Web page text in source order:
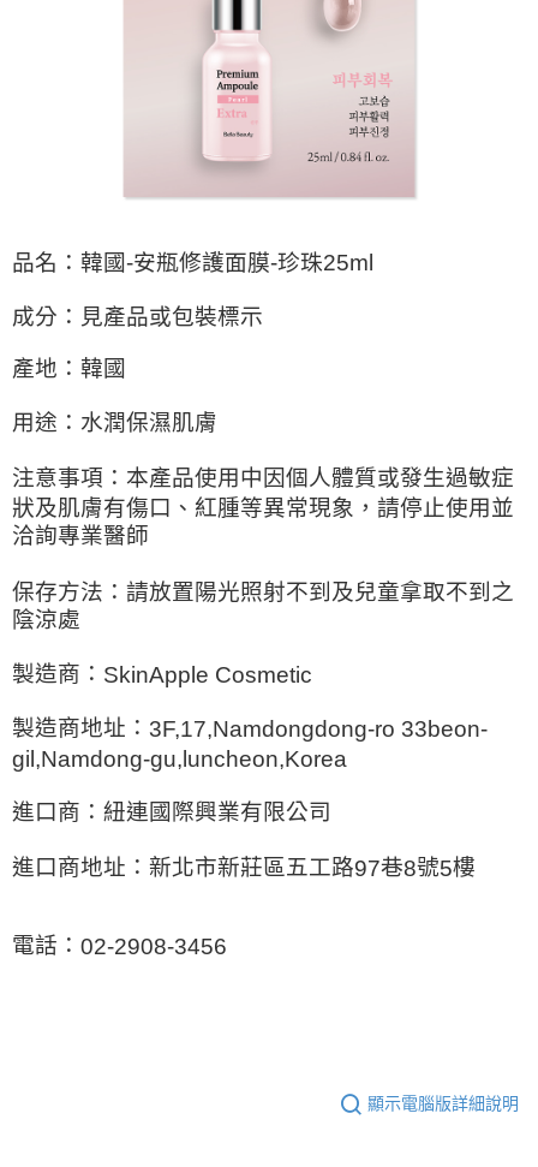
是否繳費成功／繳費後需取消欲退款等相關疑問，請聯繫「AFTEE先享後付
https://netprotections.freshdesk.com/support/home
１．透過由恩沛科技股份有限公司提供之「AFTEE先享後付」服務完成之交
易，需依本服務之必要範圍內提供個人資料，並將交易相關給付款項請求債
權轉讓予恩沛科技股份有限公司。
２．關於個人資料處理事宜，請瀏覽以下網址：
３．未成年的使用者請事先徵得法定代理人或監護人之同意方可使用
４．使用「AFTEE先享後付」時，將依據個別帳號之用戶狀況，依本公司即
請求用戶進行身份認證。
５．嚴禁一人註冊多個帳號或使用他人資訊註冊。若發現惡意使用之情形，
恩沛科技股份有限公司將有權停止該用戶之使用額度並採取法律行動。
每筆NT$120，滿NT$899(含以上)免運費
品名：韓國-安瓶修護面膜-珍珠25ml
成分：見產品或包裝標示
產地：韓國
用途：水潤保濕肌膚
注意事項：本產品使用中因個人體質或發生過敏症
狀及肌膚有傷口、紅腫等異常現象，請停止使用並
洽詢專業醫師
保存方法：請放置陽光照射不到及兒童拿取不到之
陰涼處
製造商： SkinApple Cosmetic
製造商地址： 3F,17,Namdongdong-ro 33beon-
gil,Namdong-gu,luncheon,Korea
進口商：紐連國際興業有限公司
進口商地址：新北市新莊區五工路97巷8號5樓
電話： 02-2908-3456
顯示電腦版詳細說明